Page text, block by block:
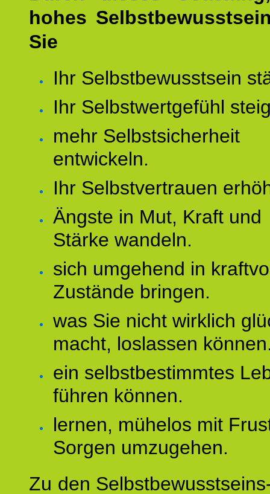
hohes
Sie
Ihr Selbstbewusstsein
Ihr Selbstwertgefühl
mehr Selbstsicherheit
entwickeln.
Ihr Selbstvertrauen
Ängste in Mut, Kraft und
Stärke wandeln.
sich umgehend in
Zustände bringen.
was Sie nicht wirklich
macht, loslassen
ein selbstbestimmtes
führen können.
lernen, mühelos mit
Sorgen umzugehen.
Zu den